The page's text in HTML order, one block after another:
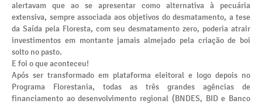
alertavam que ao se apresentar como alternativa à pecuária
extensiva, sempre associada aos objetivos do desmatamento, a tese
da Saída pela Floresta, com seu desmatamento zero, poderia atrair
investimentos em montante jamais almejado pela criação de boi
solto no pasto.
E foi o que aconteceu!
Após ser transformado em plataforma eleitoral e logo depois no
Programa Florestania, todas as três grandes agências de
financiamento ao desenvolvimento regional (BNDES, BID e Banco